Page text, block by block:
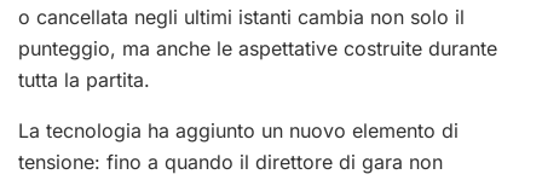
o cancellata negli ultimi istanti cambia non solo il
punteggio, ma anche le aspettative costruite durante
tutta la partita.
La tecnologia ha aggiunto un nuovo elemento di
tensione: fino a quando il direttore di gara non